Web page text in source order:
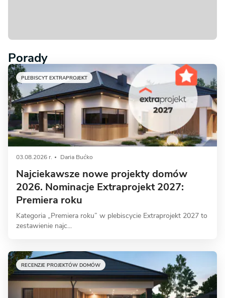
Porady
PLEBISCYT EXTRAPROJEKT
03.08.2026 r. Daria Bućko
Najciekawsze nowe projekty domów
2026. Nominacje Extraprojekt 2027:
Premiera roku
Kategoria „Premiera roku” w plebiscycie Extraprojekt 2027 to
zestawienie najc...
RECENZJE PROJEKTÓW DOMÓW